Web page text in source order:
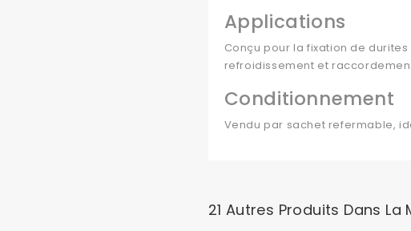
Applications
Conçu pour la fixation de
refroidissement et
Conditionnement
Vendu par sachet refermable,
21 Autres Produits Dans